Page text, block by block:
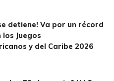
detiene! Va por un récord
Juegos
y del Caribe 2026